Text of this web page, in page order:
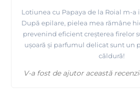
Lotiunea cu Papaya de la Roial m-
După epilare, pielea mea rămâne
prevenind eficient creșterea firelor
ușoară și parfumul delicat sunt un
căldură!
V-a fost de ajutor această